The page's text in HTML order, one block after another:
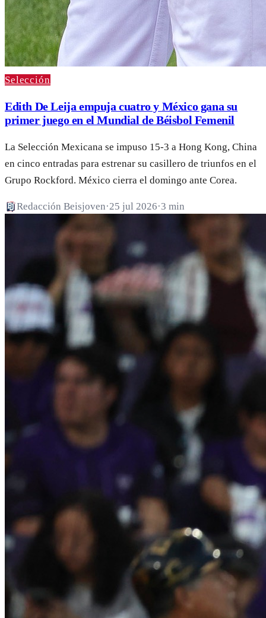
Selección
Edith De Leija empuja cuatro y México gana su
primer juego en el Mundial de Béisbol Femenil
La Selección Mexicana se impuso 15-3 a Hong Kong, China
en cinco entradas para estrenar su casillero de triunfos en el
Grupo Rockford. México cierra el domingo ante Corea.
Redacción Beisjoven·25 jul 2026·3 min